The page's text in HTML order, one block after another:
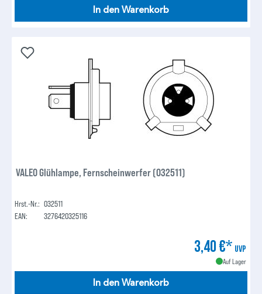
In den Warenkorb
VALEO Glühlampe, Fernscheinwerfer (032511)
Hrst.-Nr.: 032511
EAN:
3276420325116
3,40 €* UVP
Auf Lager
In den Warenkorb